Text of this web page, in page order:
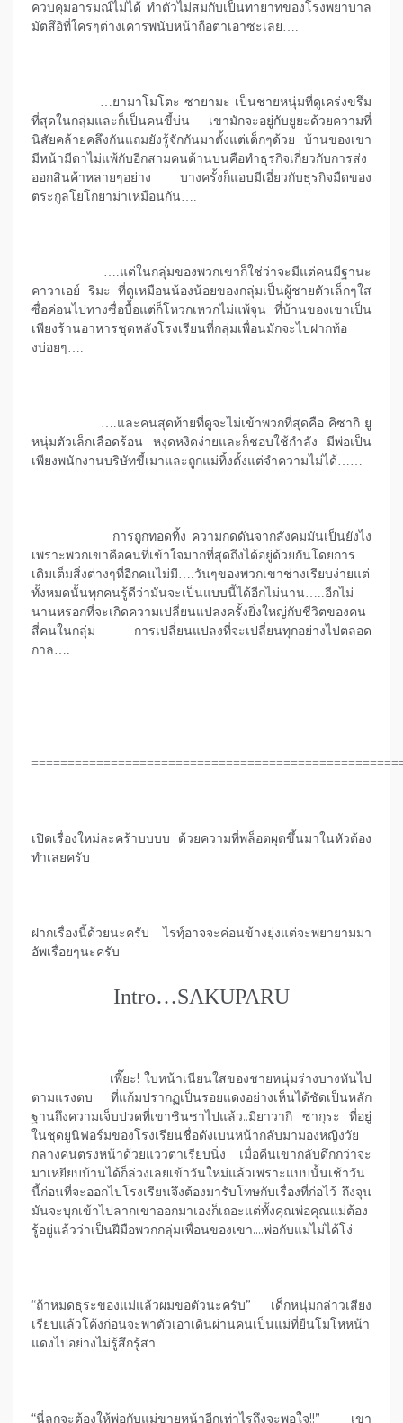
ควบคุมอารมณ์ไม่ได้ ทำตัวไม่สมกับเป็นทายาทของโรงพยาบาล
มัตสึอิที่ใครๆต่างเคารพนับหน้าถือตาเอาซะเลย….
…ยามาโมโตะ ซายามะ เป็นชายหนุ่มที่ดูเคร่งขรึม
ที่สุดในกลุ่มและก็เป็นคนขี้บ่น เขามักจะอยู่กับยูยะด้วยความที่
นิสัยคล้ายคลึงกันแถมยังรู้จักกันมาตั้งแต่เด็กๆด้วย บ้านของเขา
มีหน้ามีตาไม่แพ้กับอีกสามคนด้านบนคือทำธุรกิจเกี่ยวกับการส่ง
ออกสินค้าหลายๆอย่าง บางครั้งก็แอบมีเอี่ยวกับธุรกิจมืดของ
ตระกูลโยโกยาม่าเหมือนกัน….
….แต่ในกลุ่มของพวกเขาก็ใช่ว่าจะมีแต่คนมีฐานะ
คาวาเอย์ ริมะ ที่ดูเหมือนน้องน้อยของกลุ่มเป็นผู้ชายตัวเล็กๆใส
ซื่อค่อนไปทางซื่อบื้อแต่ก็โหวกเหวกไม่แพ้จุน ที่บ้านของเขาเป็น
เพียงร้านอาหารชุดหลังโรงเรียนที่กลุ่มเพื่อนมักจะไปฝากท้อ
งบ่อยๆ….
….และคนสุดท้ายที่ดูจะไม่เข้าพวกที่สุดคือ คิซากิ ยู
หนุ่มตัวเล็กเลือดร้อน หงุดหงิดง่ายและก็ชอบใช้กำลัง มีพ่อเป็น
เพียงพนักงานบริษัทขี้เมาและถูกแม่ทิ้งตั้งแต่จำความไม่ได้……
การถูกทอดทิ้ง ความกดดันจากสังคมมันเป็นยังไง
เพราะพวกเขาคือคนที่เข้าใจมากที่สุดถึงได้อยู่ด้วยกันโดยการ
เติมเต็มสิ่งต่างๆที่อีกคนไม่มี….วันๆของพวกเขาช่างเรียบง่ายแต่
ทั้งหมดนั้นทุกคนรู้ดีว่ามันจะเป็นแบบนี้ได้อีกไม่นาน…..อีกไม่
นานหรอกที่จะเกิดความเปลี่ยนแปลงครั้งยิ่งใหญ่กับชีวิตของคน
สี่คนในกลุ่ม การเปลี่ยนแปลงที่จะเปลี่ยนทุกอย่างไปตลอด
กาล….
เปิดเรื่องใหม่ละคร้าบบบบ ด้วยความที่พล็อตผุดขึ้นมาในหัวต้อง
ทำเลยครับ
ฝากเรื่องนี้ด้วยนะครับ ไรท์ฺอาจจะค่อนข้างยุ่งแต่จะพยายามมา
อัพเรื่อยๆนะครับ
Intro…SAKUPARU
เพี๊ยะ! ใบหน้าเนียนใสของชายหนุ่มร่างบางหันไป
ตามแรงตบ ที่แก้มปรากฏเป็นรอยแดงอย่างเห็นได้ชัดเป็นหลัก
ฐานถึงความเจ็บปวดที่เขาชินชาไปแล้ว..มิยาวากิ ซากุระ ที่อยู่
ในชุดยูนิฟอร์มของโรงเรียนชื่อดังเบนหน้ากลับมามองหญิงวัย
กลางคนตรงหน้าด้วยแววตาเรียบนิ่ง เมื่อคืนเขากลับดึกกว่าจะ
มาเหยียบบ้านได้ก็ล่วงเลยเข้าวันใหม่แล้วเพราะแบบนั้นเช้าวัน
นี้ก่อนที่จะออกไปโรงเรียนจึงต้องมารับโทษกับเรื่องที่ก่อไว้ ถึงจุน
มันจะบุกเข้าไปลากเขาออกมาเองก็เถอะแต่ทั้งคุณพ่อคุณแม่ต้อง
รู้อยู่แล้วว่าเป็นฝีมือพวกกลุ่มเพื่อนของเขา….พ่อกับแม่ไม่ได้โง่
“ถ้าหมดธุระของแม่แล้วผมขอตัวนะครับ” เด็กหนุ่มกล่าวเสียง
เรียบแล้วโค้งก่อนจะพาตัวเอาเดินผ่านคนเป็นแม่ที่ยืนโมโหหน้า
แดงไปอย่างไม่รู้สึกรู้สา
“นี่ลูกจะต้องให้พ่อกับแม่ขายหน้าอีกเท่าไรถึงจะพอใจ!!” เขา